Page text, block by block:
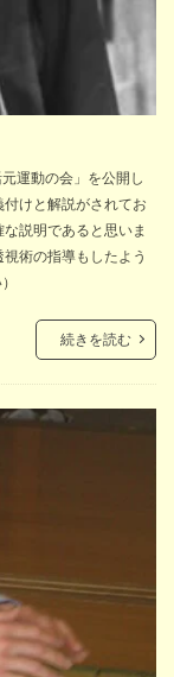
運動の会」を公開し
けと解説がされてお
説明であると思いま
術の指導もしたよう
続きを読む